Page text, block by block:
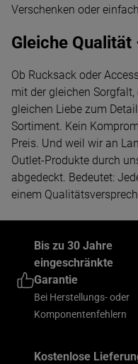
Verschenken oder
Gleiche
Ob Rucksack oder
mit der gleichen
gleichen Liebe zum
Sortiment. Kein
Preis. Und weil wir an
Outlet-Produkte durch
abgedeckt. Bedeutet:
einem
Bis zu 30 Jahre
eingeschränkte
Garantie
Bei Herstellungs- oder
Komponentenfehlern
Kostenlose